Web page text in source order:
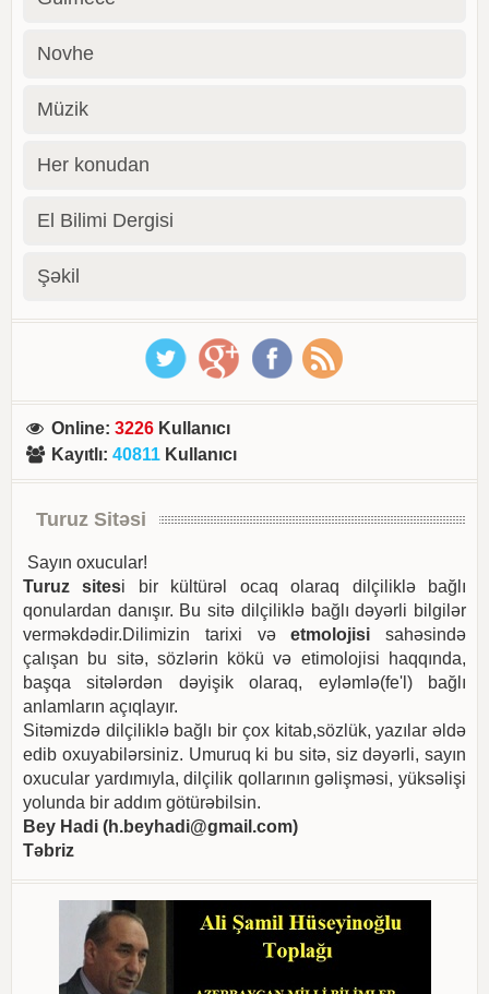
Novhe
Müzik
Her konudan
El Bilimi Dergisi
Şəkil
Online:3226 Kullanıcı
Kayıtlı:40811 Kullanıcı
Turuz Sitəsi
Sayın oxucular!
Turuz sitesi bir kültürəl ocaq olaraq dilçiliklə bağlı
qonulardan danışır. Bu sitə dilçiliklə bağlı dəyərli bilgilər
verməkdədir.Dilimizin tarixi vəetmolojisi sahəsində
çalışan bu sitə, sözlərin kökü və etimolojisi haqqında,
başqa sitələrdən dəyişik olaraq, eyləmlə(fe'l) bağlı
anlamların açıqlayır.
Sitəmizdə dilçiliklə bağlı bir çox kitab,sözlük, yazılar əldə
edib oxuyabilərsiniz. Umuruq ki bu sitə, siz dəyərli, sayın
oxucular yardımıyla, dilçilik qollarının gəlişməsi, yüksəlişi
yolunda bir addım götürəbilsin.
Bey Hadi (h.beyhadi@gmail.com)
Təbriz